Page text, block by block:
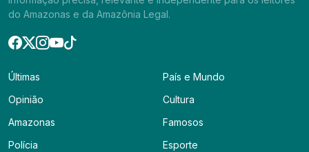
do Amazonas e da Amazônia Legal.
Últimas
Opinião
Amazonas
Polícia
País e Mundo
Cultura
Famosos
Esporte